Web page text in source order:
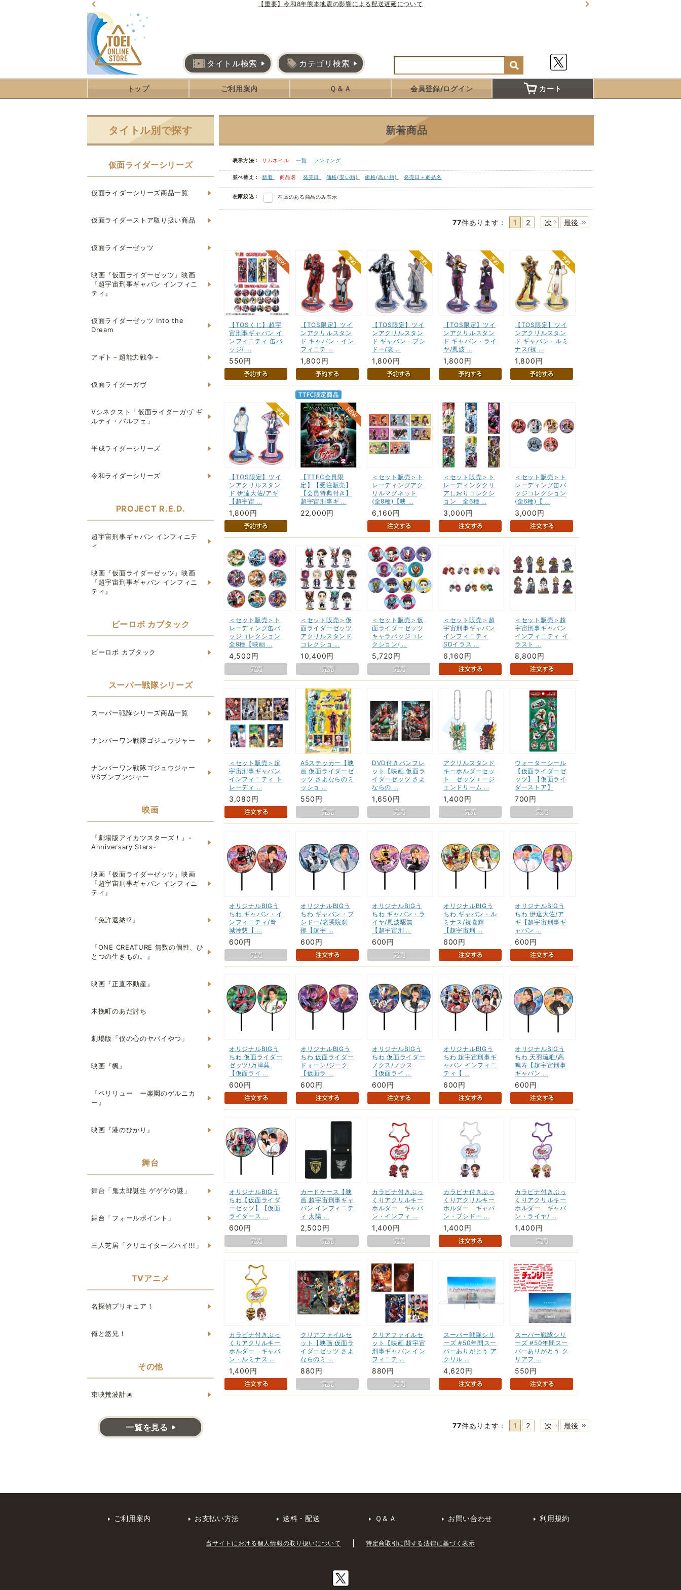
【重要】令和8年熊本地震の影響による配送遅延について
タイトル検索 カテゴリ検索
トップ ご利用案内 Ｑ＆Ａ 会員登録/ログイン カート
新着商品
表示方法： サムネイル 一覧 ランキング
並べ替え： 新着 商品名 発売日 価格(安い順) 価格(高い順) 発売日＋商品名
在庫絞込： 在庫のある商品のみ表示
77件あります ： 1 2 次 最後
【TOSくじ】超宇
宙刑事ギャバン イ
ンフィニティ 缶バ
ッジ( …
550円
【TOS限定】ツイ
ンアクリルスタン
ド ギャバン・イン
フィニテ …
1,800円
【TOS限定】ツイ
ンアクリルスタン
ド ギャバン・ブシ
ドー/哀 …
1,800円
【TOS限定】ツイ
ンアクリルスタン
ド ギャバン・ライ
ヤ/風波 …
1,800円
【TOS限定】ツイ
ンアクリルスタン
ド ギャバン・ルミ
ナス/祝 …
1,800円
【TOS限定】ツイ
ンアクリルスタン
ド 伊達大佐/アギ
【超宇宙 …
1,800円
【TTFC会員限
定】【受注販売】
【会員特典付き】
超宇宙刑事ギ …
22,000円
＜セット販売＞ト
レーディングアク
リルマグネット
(全8種)【映 …
6,160円
＜セット販売＞ト
レーディングクリ
アしおりコレクシ
ョン 全6種 …
3,000円
＜セット販売＞ト
レーディング缶バ
ッジコレクション
(全6種)【 …
3,000円
＜セット販売＞ト
レーディング缶バ
ッジコレクション
全9種【映画 …
4,500円
＜セット販売＞仮
面ライダーゼッツ
アクリルスタンド
コレクショ …
10,400円
＜セット販売＞仮
面ライダーゼッツ
キャラバッジコレ
クション( …
5,720円
＜セット販売＞超
宇宙刑事ギャバン
インフィニティ
SDイラス …
6,160円
＜セット販売＞超
宇宙刑事ギャバン
インフィニティ イ
ラスト …
8,800円
＜セット販売＞超
宇宙刑事ギャバン
インフィニティ ト
レーディ …
3,080円
A5ステッカー【映
画 仮面ライダーゼ
ッツ さよならのミ
ッショ …
550円
DVD付きパンフレ
ット【映画 仮面ラ
イダーゼッツ さよ
ならの …
1,650円
アクリルスタンド
キーホルダーセッ
ト ゼッツエージ
ェンドリーム …
1,400円
ウォーターシール
【仮面ライダーゼ
ッツ】【仮面ライ
ダーストア】
700円
オリジナルBIGう
ちわ ギャバン・イ
ンフィニティ/弩
城怜慈【 …
600円
オリジナルBIGう
ちわ ギャバン・ブ
シドー/哀哭院刹
那【超宇 …
600円
オリジナルBIGう
ちわ ギャバン・ラ
イヤ/風波駆無
【超宇宙刑 …
600円
オリジナルBIGう
ちわ ギャバン・ル
ミナス/祝喜輝
【超宇宙刑 …
600円
オリジナルBIGう
ちわ 伊達大佐/ア
ギ【超宇宙刑事ギ
ャバン …
600円
オリジナルBIGう
ちわ 仮面ライダー
ゼッツ/万津莫
【仮面ライ …
600円
オリジナルBIGう
ちわ 仮面ライダー
ドォーン/ジーク
【仮面ラ …
600円
オリジナルBIGう
ちわ 仮面ライダー
ノクス/ノクス
【仮面ライ …
600円
オリジナルBIGう
ちわ 超宇宙刑事ギ
ャバン インフィニ
ティ【 …
600円
オリジナルBIGう
ちわ 天羽琉唯/高
鳴寿【超宇宙刑事
ギャバン …
600円
オリジナルBIGう
ちわ【仮面ライダ
ーゼッツ】【仮面
ライダース …
600円
カードケース【映
画 超宇宙刑事ギャ
バン インフィニテ
ィ 太陽 …
2,500円
カラビナ付きぷっ
くりアクリルキー
ホルダー ギャバ
ン・インフィ …
1,400円
カラビナ付きぷっ
くりアクリルキー
ホルダー ギャバ
ン・ブシドー …
1,400円
カラビナ付きぷっ
くりアクリルキー
ホルダー ギャバ
ン・ライヤ/ …
1,400円
カラビナ付きぷっ
くりアクリルキー
ホルダー ギャバ
ン・ルミナス …
1,400円
クリアファイルセ
ット【映画 仮面ラ
イダーゼッツ さよ
ならのミ …
880円
クリアファイルセ
ット【映画 超宇宙
刑事ギャバン イン
フィニテ …
880円
スーパー戦隊シリ
ーズ #50年間スー
パーありがとう ア
クリル …
4,620円
スーパー戦隊シリ
ーズ #50年間スー
パーありがとう ク
リアフ …
550円
77件あります ： 1 2 次 最後
タイトル別で探す
仮面ライダーシリーズ
仮面ライダーシリーズ商品一覧
仮面ライダーストア取り扱い商品
仮面ライダーゼッツ
映画『仮面ライダーゼッツ』映画
『超宇宙刑事ギャバン インフィニ
ティ』
仮面ライダーゼッツ Into the
Dream
アギト－超能力戦争－
仮面ライダーガヴ
Vシネクスト「仮面ライダーガヴ ギ
ルティ・パルフェ」
平成ライダーシリーズ
令和ライダーシリーズ
PROJECT R.E.D.
超宇宙刑事ギャバン インフィニテ
ィ
映画『仮面ライダーゼッツ』映画
『超宇宙刑事ギャバン インフィニ
ティ』
ビーロボ カブタック
ビーロボ カブタック
スーパー戦隊シリーズ
スーパー戦隊シリーズ商品一覧
ナンバーワン戦隊ゴジュウジャー
ナンバーワン戦隊ゴジュウジャー
VSブンブンジャー
映画
『劇場版アイカツスターズ！』-
Anniversary Stars-
映画『仮面ライダーゼッツ』映画
『超宇宙刑事ギャバン インフィニ
ティ』
『免許返納!?』
『ONE CREATURE 無数の個性、ひ
とつの生きもの。』
映画『正直不動産』
木挽町のあだ討ち
劇場版「僕の心のヤバイやつ」
映画『楓』
『ペリリュー ー楽園のゲルニカ
ー』
映画『港のひかり』
舞台
舞台「鬼太郎誕生 ゲゲゲの謎」
舞台「フォールポイント」
三人芝居「クリエイターズハイ!!!」
TVアニメ
名探偵プリキュア！
俺と悠兄！
その他
東映荒波計画
一覧を見る
ご利用案内 お支払い方法 送料・配送 Ｑ＆Ａ お問い合わせ 利用規約
当サイトにおける個人情報の取り扱いについて 特定商取引に関する法律に基づく表示